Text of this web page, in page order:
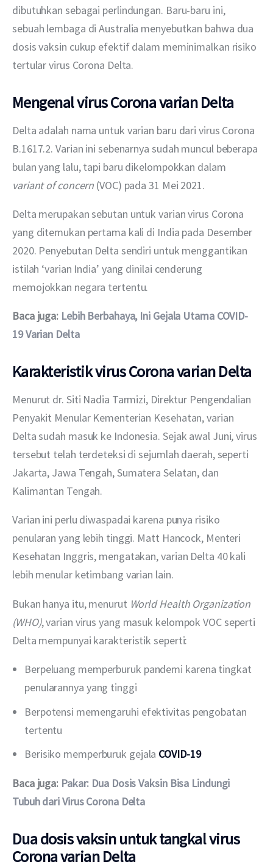
dibutuhkan sebagai perlindungan. Baru-baru ini,
sebuah lembaga di Australia menyebutkan bahwa dua
dosis vaksin cukup efektif dalam meminimalkan risiko
tertular virus Corona Delta.
Mengenal virus Corona varian Delta
Delta adalah nama untuk varian baru dari virus Corona
B.1617.2. Varian ini sebenarnya sudah muncul beberapa
bulan yang lalu, tapi baru dikelompokkan dalam
variant of concern (VOC) pada 31 Mei 2021.
Delta merupakan sebutan untuk varian virus Corona
yang ditemukan pertama kali di India pada Desember
2020. Penyebutan Delta sendiri untuk menggantikan
istilah ‘varian India’ yang dinilai cenderung
memojokkan negara tertentu.
Baca juga: Lebih Berbahaya, Ini Gejala Utama COVID-
19 Varian Delta
Karakteristik virus Corona varian Delta
Menurut dr. Siti Nadia Tarmizi, Direktur Pengendalian
Penyakit Menular Kementerian Kesehatan, varian
Delta sudah masuk ke Indonesia. Sejak awal Juni, virus
tersebut telah terdeteksi di sejumlah daerah, seperti
Jakarta, Jawa Tengah, Sumatera Selatan, dan
Kalimantan Tengah.
Varian ini perlu diwaspadai karena punya risiko
penularan yang lebih tinggi. Matt Hancock, Menteri
Kesehatan Inggris, mengatakan, varian Delta 40 kali
lebih menular ketimbang varian lain.
Bukan hanya itu, menurut World Health Organization
(WHO), varian virus yang masuk kelompok VOC seperti
Delta mempunyai karakteristik seperti:
Berpeluang memperburuk pandemi karena tingkat
penularannya yang tinggi
Berpotensi memengaruhi efektivitas pengobatan
tertentu
Berisiko memperburuk gejala COVID-19
Baca juga: Pakar: Dua Dosis Vaksin Bisa Lindungi
Tubuh dari Virus Corona Delta
Dua dosis vaksin untuk tangkal virus
Corona varian Delta